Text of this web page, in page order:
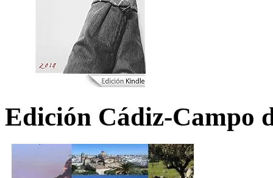
Edición Cádiz-Campo